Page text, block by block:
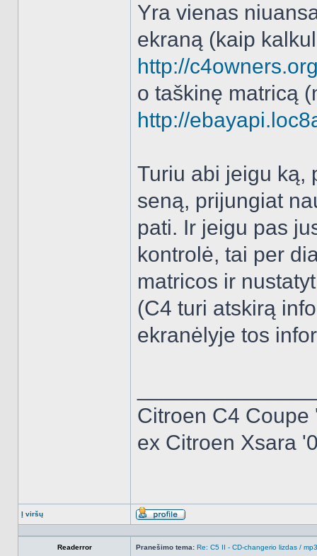
Yra vienas
ekraną (kaip
http://
o taškinę matricą
http://
Turiu abi jeigu ką,
seną, prijungiat
pati. Ir jeigu pas
kontrolė, tai per
matricos ir
(C4 turi atskirą
ekranėlyje tos
Citroen C4 Coupe
ex Citroen Xsara
Į viršų
Aprašymas
Readerror Pranešimo tema: Re: C5 II - CD-changerio lizdas /